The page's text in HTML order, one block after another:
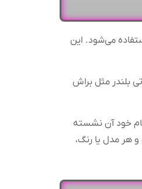
می‌شود. این
بلندر مثل براش
خود آن نشسته
هر مدل یا رنگ،